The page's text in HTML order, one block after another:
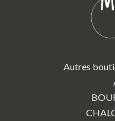
Autres